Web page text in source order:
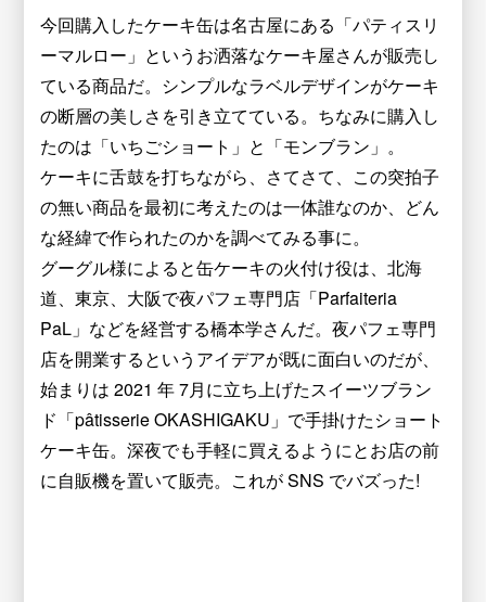
今回購入したケーキ缶は名古屋にある「パティスリ
ーマルロー」というお洒落なケーキ屋さんが販売し
ている商品だ。シンプルなラベルデザインがケーキ
の断層の美しさを引き立てている。ちなみに購入し
たのは「いちごショート」と「モンブラン」。
ケーキに舌鼓を打ちながら、さてさて、この突拍子
の無い商品を最初に考えたのは一体誰なのか、どん
な経緯で作られたのかを調べてみる事に。
グーグル様によると缶ケーキの火付け役は、北海
道、東京、大阪で夜パフェ専門店「Parfaiteria
PaL」などを経営する橋本学さんだ。夜パフェ専門
店を開業するというアイデアが既に面白いのだが、
始まりは 2021 年 7月に立ち上げたスイーツブラン
ド「pâtisserie OKASHIGAKU」で手掛けたショート
ケーキ缶。深夜でも手軽に買えるようにとお店の前
に自販機を置いて販売。これが SNS でバズった!